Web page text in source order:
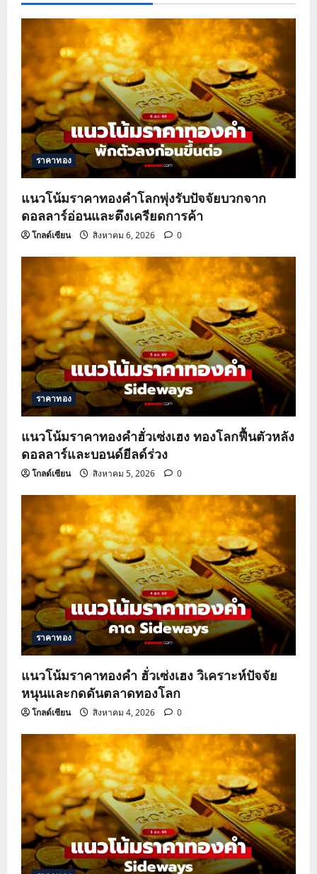
ราคาทอง
แนวโน้มราคาทองคำโลกพุ่งรับปัจจัยบวกจาก
ดอลลาร์อ่อนและตึงเครียดการค้า
โกลด์เซียน สิงหาคม 6, 2026 0
ราคาทอง
แนวโน้มราคาทองคำฮั่วเซ่งเฮง ทองโลกฟื้นตัวหลัง
ดอลลาร์และบอนด์ยีลด์ร่วง
โกลด์เซียน สิงหาคม 5, 2026 0
ราคาทอง
แนวโน้มราคาทองคำ ฮั่วเซ่งเฮง วิเคราะห์ปัจจัย
หนุนและกดดันตลาดทองโลก
โกลด์เซียน สิงหาคม 4, 2026 0